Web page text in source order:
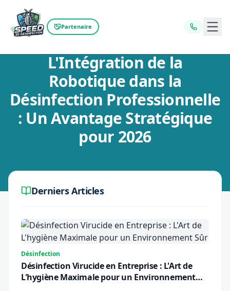
Partenaire
Retour au blog
L'Intégration de la
Robotique dans la
Désinfection Professionnelle
: Un Avantage Stratégique
pour 2026
Derniers Articles
Désinfection
Désinfection Virucide en Entreprise : L'Art de
L'hygiène Maximale pour un Environnement